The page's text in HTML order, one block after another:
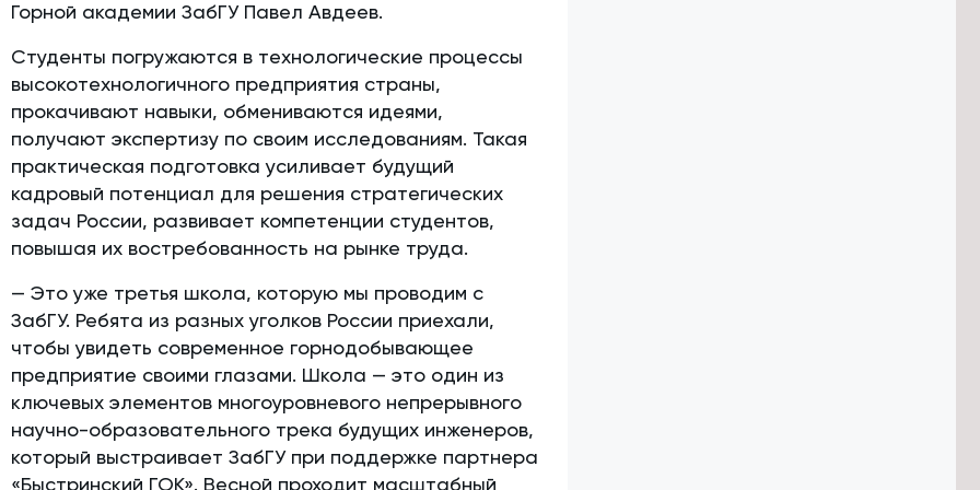
Горной академии ЗабГУ Павел Авдеев.
Студенты погружаются в технологические процессы
высокотехнологичного предприятия страны,
прокачивают навыки, обмениваются идеями,
получают экспертизу по своим исследованиям. Такая
практическая подготовка усиливает будущий
кадровый потенциал для решения стратегических
задач России, развивает компетенции студентов,
повышая их востребованность на рынке труда.
— Это уже третья школа, которую мы проводим с
ЗабГУ. Ребята из разных уголков России приехали,
чтобы увидеть современное горнодобывающее
предприятие своими глазами. Школа — это один из
ключевых элементов многоуровневого непрерывного
научно-образовательного трека будущих инженеров,
который выстраивает ЗабГУ при поддержке партнера
«Быстринский ГОК». Весной проходит масштабный